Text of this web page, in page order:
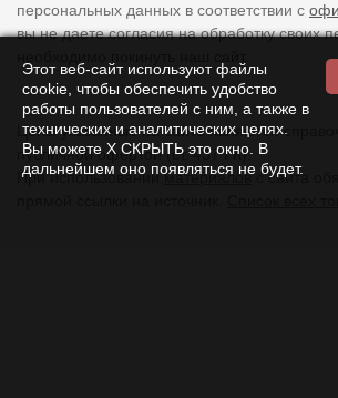
персональных данных в соответствии с
вы не даете согласия на обработку своих
Цены указанные на сайте являются
публичной офертой (ст. 437 ГК).
При использованииматериаловс сайта
Этот веб-сайт используют файлы
cookie, чтобы обеспечить удобство
работы пользователей с ним, а также в
технических и аналитических целях.
Вы можете Х СКРЫТЬ это окно. В
дальнейшем оно появляться не будет.